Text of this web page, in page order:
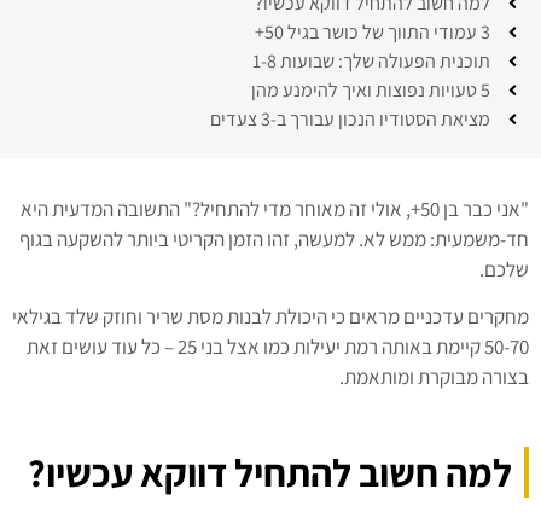
3 עמודי התווך של כושר בגיל 50+
תוכנית הפעולה שלך: שבועות 1-8
5 טעויות נפוצות ואיך להימנע מהן
מציאת הסטודיו הנכון עבורך ב-3 צעדים
"אני כבר בן 50+, אולי זה מאוחר מדי להתחיל?" התשובה המדעית היא
חד-משמעית: ממש לא. למעשה, זהו הזמן הקריטי ביותר להשקעה בגוף
שלכם.
מחקרים עדכניים מראים כי היכולת לבנות מסת שריר וחוזק שלד בגילאי
50-70 קיימת באותה רמת יעילות כמו אצל בני 25 – כל עוד עושים זאת
בצורה מבוקרת ומותאמת.
למה חשוב להתחיל דווקא עכשיו?